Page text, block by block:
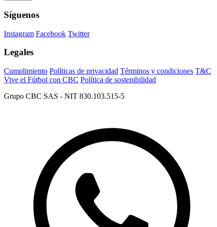
Síguenos
Instagram Facebook Twitter
Legales
Cumplimiento Políticas de privacidad Términos y condiciones T&C
Vive el Fútbol con CBC Política de sostenibilidad
Grupo CBC SAS - NIT 830.103.515-5